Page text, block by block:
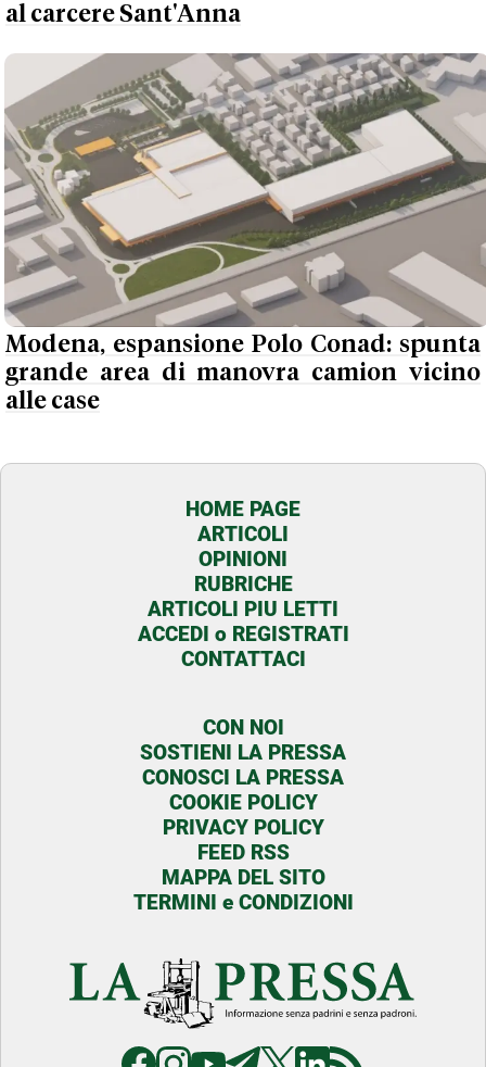
al carcere Sant'Anna
Modena, espansione Polo Conad: spunta
grande area di manovra camion vicino
alle case
HOME PAGE
ARTICOLI
OPINIONI
RUBRICHE
ARTICOLI PIU LETTI
ACCEDI o REGISTRATI
CONTATTACI
CON NOI
SOSTIENI LA PRESSA
CONOSCI LA PRESSA
COOKIE POLICY
PRIVACY POLICY
FEED RSS
MAPPA DEL SITO
TERMINI e CONDIZIONI